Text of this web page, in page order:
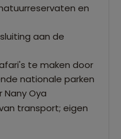
en
aan de
te maken door
nationale parken
Nany Oya
transport; eigen